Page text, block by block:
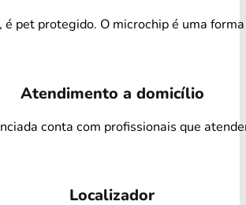
, é pet protegido. O microchip é uma
Atendimento a domicílio
conta com profissionais que
Localizador